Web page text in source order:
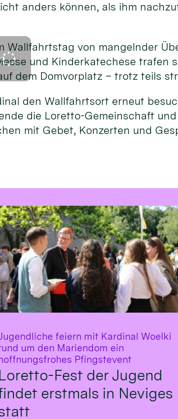
anders können, als ihm
Wallfahrtstag von mangelnder
und Kinderkatechese trafen
dem Domvorplatz – trotz teils
den Wallfahrtsort erneut
die Loretto-Gemeinschaft
mit Gebet, Konzerten und
feiern mit Kardinal Woelki
um den Mariendom ein
Pfingstevent:
Loretto-Fest der Jugend
erstmals in Neviges